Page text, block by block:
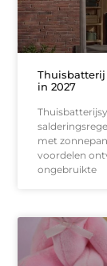
in 2027
met
voordelen
ongebruikte